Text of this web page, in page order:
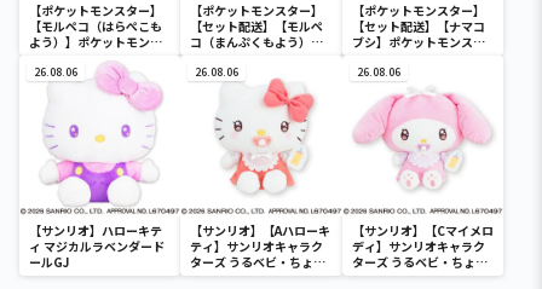
【ポケットモンスター】
【モルペコ（はらぺこも
よう）】ポケットモンス
ター めちゃもふぐっとぬ
いぐるみ～モルペコ（は
らぺこもよう）～
【ポケットモンスター】
【セット配送】【モルペ
コ（まんぷくもよう）】
ゃもふぐっとぬいぐるみ
～モルペコ（まんぷくも
【ポケットモンスター】
【セット配送】【ナマコ
ブシ】ポケットモンスタ
ぐるみ～ナマコブシ～
26.08.06
【サンリオ】ハローキテ
ィ マジカルラベンダード
ールGJ
26.08.06
【サンリオ】【Aハローキ
ティ】サンリオキャラク
ターズ うるベビ・ちょい
デカドール
26.08.06
【サンリオ】【Cマイメロ
ディ】サンリオキャラク
ターズ うるベビ・ちょい
デカドール